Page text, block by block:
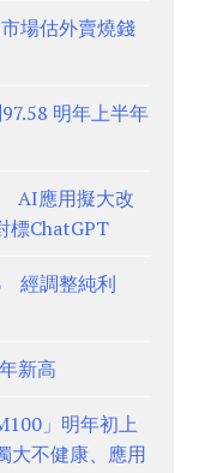
場估外賣燒錢
明年上半年
AI應用擬大改
ChatGPT
經調整純利
新高
」明年初上
不健康、應用